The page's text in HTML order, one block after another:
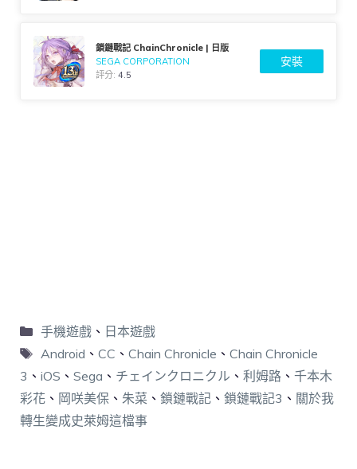
鎖鏈戰記 ChainChronicle | 日版
SEGA CORPORATION
評分:4.5
安裝
手機遊戲、 日本遊戲
Android 、 CC 、 Chain Chronicle 、 Chain Chronicle
3 、 iOS 、 Sega 、 チェインクロニクル 、 利姆路 、 千本木
彩花 、 岡咲美保 、 朱菜 、 鎖鏈戰記 、 鎖鏈戰記3 、 關於我
轉生變成史萊姆這檔事